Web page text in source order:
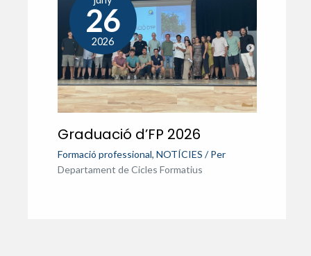
26
2026
Graduació d’FP 2026
Formació professional, NOTÍCIES / Per
Departament de Cicles Formatius